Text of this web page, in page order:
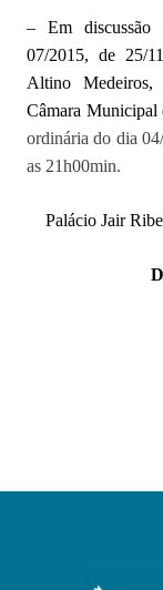
– Em discussão
07/2015, de 25/
Altino Medeiros,
Câmara Municipal
ordinária do dia
as 21h00min.
Palácio Jair